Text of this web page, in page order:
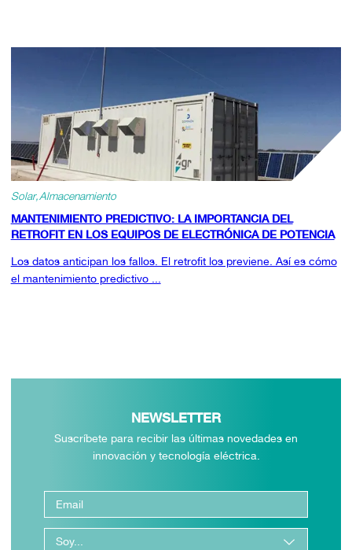
Solar Almacenamiento
MANTENIMIENTO PREDICTIVO: LA IMPORTANCIA DEL
RETROFIT EN LOS EQUIPOS DE ELECTRÓNICA DE POTENCIA
Los datos anticipan los fallos. El retrofit los previene. Así es cómo
el mantenimiento predictivo ...
NEWSLETTER
Suscríbete para recibir las últimas novedades en
innovación y tecnología eléctrica.